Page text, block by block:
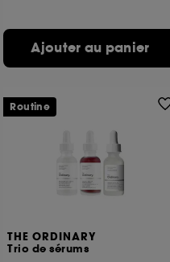
Ajouter au panier
THE ORDINARY
Trio de sérums
Routine